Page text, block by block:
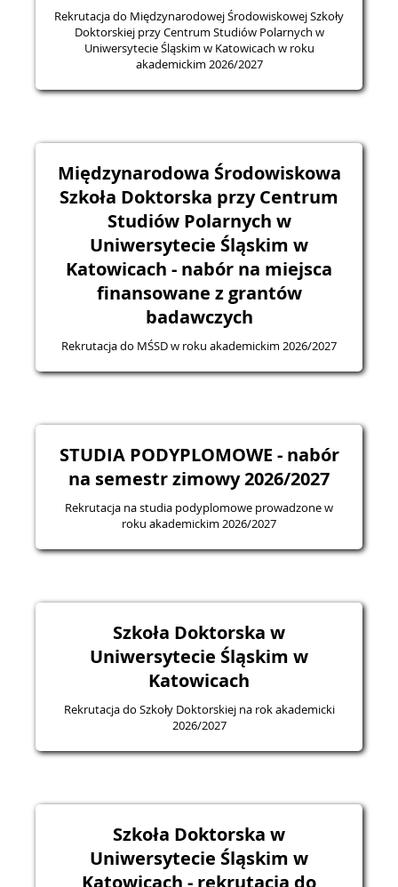
Rekrutacja do Międzynarodowej Środowiskowej Szkoły
Doktorskiej przy Centrum Studiów Polarnych w
Uniwersytecie Śląskim w Katowicach w roku
akademickim 2026/2027
Międzynarodowa Środowiskowa
Szkoła Doktorska przy Centrum
Studiów Polarnych w
Uniwersytecie Śląskim w
Katowicach - nabór na miejsca
finansowane z grantów
badawczych
Rekrutacja do MŚSD w roku akademickim 2026/2027
STUDIA PODYPLOMOWE - nabór
na semestr zimowy 2026/2027
Rekrutacja na studia podyplomowe prowadzone w
roku akademickim 2026/2027
Szkoła Doktorska w
Uniwersytecie Śląskim w
Katowicach
Rekrutacja do Szkoły Doktorskiej na rok akademicki
2026/2027
Szkoła Doktorska w
Uniwersytecie Śląskim w
Katowicach - rekrutacja do